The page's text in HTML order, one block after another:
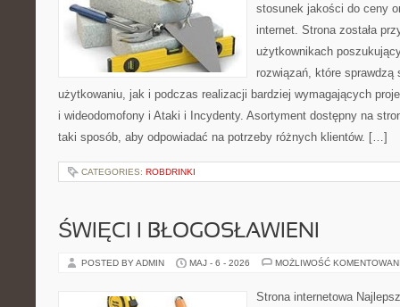
stosunek jakości do ceny
internet. Strona została
użytkownikach
rozwiązań, które sprawdzą
użytkowaniu, jak i podczas realizacji bardziej wymagających
i wideodomofony i Ataki i Incydenty. Asortyment dostępny na
taki sposób, aby odpowiadać na potrzeby różnych klientów. […]
CATEGORIES: ROBDRINKI
ŚWIĘCI I BŁOGOSŁAWIENI
POSTED BY ADMIN MAJ - 6 - 2026 MOŻLIWOŚĆ
Strona internetowa